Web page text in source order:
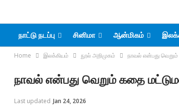
நாட்டு நடப்பு சினிமா ஆன்மிகம்
Home இலக்கியம் நூல் அறிமுகம் நாவல் என்பது
நாவல் என்பது வெறும் கதை
Last updated Jan 24, 2026